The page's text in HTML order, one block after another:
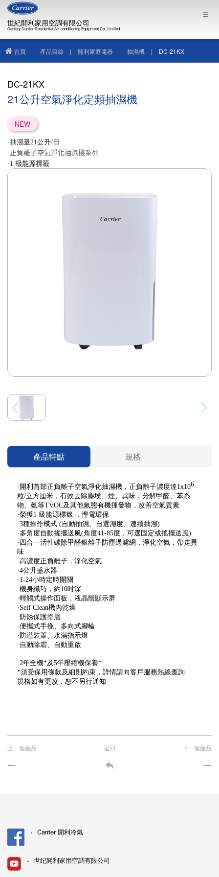
世紀開利家用空調有限公司
Century Carrier Residential Air-conditioning Equipment Co., Limited
首頁 | 產品目錄 | 開利家庭電器 | 抽濕機 | DC-21KX
DC-21KX
21公升空氣淨化定頻抽濕機
NEW
·抽濕量21公升/日
· 正負離子空氣淨化抽濕機系列
· 1 級能源標籤
產品特點 規格
·開利首部正負離子空氣淨化抽濕機，正負離子濃度達1x106
粒/立方厘米，有效去除塵埃、煙、異味，分解甲醛、苯系
物、氨等TVOC及其他氣態有機揮發物，改善空氣質素
·榮獲1 級能源標籤 ，慳電環保
·3種操作模式 (自動抽濕、自選濕度、連續抽濕)
·多角度自動搖擺送風(角度41-85度，可選固定或搖擺送風)
·四合一活性碳除甲醛銀離子防塵過濾網，淨化空氣，帶走異
味
·高濃度正負離子，淨化空氣
·4公升盛水器
·1-24小時定時開關
·機身纖巧，約10吋深
·輕觸式操作面板，液晶體顯示屏
·Self Clean機內乾燥
·防銹保護塗層
·便攜式手挽、多向式腳輪
·防溢裝置、水滿指示燈
·自動除霜、自動重啟
·2年全機*及5年壓縮機保養*
*須受保用條款及細則約束，詳情請向客戶服務熱線查詢
規格如有更改，恕不另行通知
上一個産品 返回 下一個産品
Carrier 開利冷氣
世纪開利家用空調有限公司